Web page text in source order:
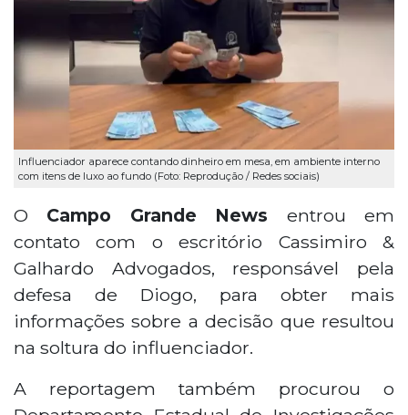
Influenciador aparece contando dinheiro em mesa, em ambiente interno
com itens de luxo ao fundo (Foto: Reprodução / Redes sociais)
O Campo Grande News entrou em
contato com o escritório Cassimiro &
Galhardo Advogados, responsável pela
defesa de Diogo, para obter mais
informações sobre a decisão que resultou
na soltura do influenciador.
A reportagem também procurou o